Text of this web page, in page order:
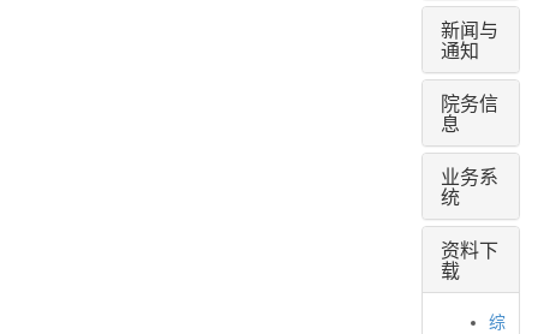
新闻与
通知
院务信
息
业务系
统
资料下
载
综